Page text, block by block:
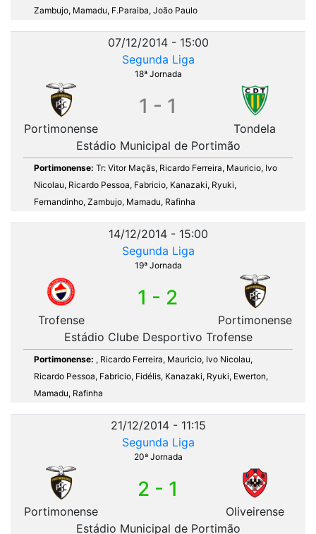
Zambujo, Mamadu, F.Paraiba, João Paulo
07/12/2014 - 15:00
Segunda Liga
18ª Jornada
Portimonense
1 - 1
Tondela
Estádio Municipal de Portimão
Portimonense: Tr: Vitor Maçãs, Ricardo Ferreira, Mauricio, Ivo
Nicolau, Ricardo Pessoa, Fabricio, Kanazaki, Ryuki,
Fernandinho, Zambujo, Mamadu, Rafinha
14/12/2014 - 15:00
Segunda Liga
19ª Jornada
Trofense
1 - 2
Portimonense
Estádio Clube Desportivo Trofense
Portimonense: , Ricardo Ferreira, Mauricio, Ivo Nicolau,
Ricardo Pessoa, Fabricio, Fidélis, Kanazaki, Ryuki, Ewerton,
Mamadu, Rafinha
21/12/2014 - 11:15
Segunda Liga
20ª Jornada
Portimonense
2 - 1
Oliveirense
Estádio Municipal de Portimão